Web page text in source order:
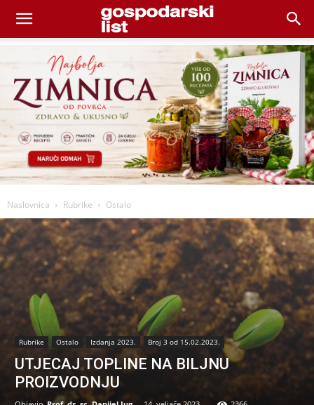
Naslovnica Rubrike Ostalo
Rubrike Ostalo Izdanja 2023. Broj 3 od 15.02.2023.
UTJECAJ TOPLINE NA BILJNU
PROIZVODNJU